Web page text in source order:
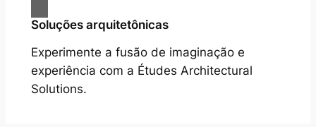
Soluções arquitetônicas
Experimente a fusão de imaginação e
experiência com a Études Architectural
Solutions.